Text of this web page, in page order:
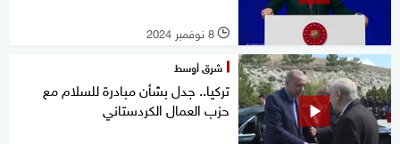
l 8 نوفمبر 2024
شرق أوسط
تركيا.. جدل بشأن مبادرة للسلام مع
حزب العمال الكردستاني